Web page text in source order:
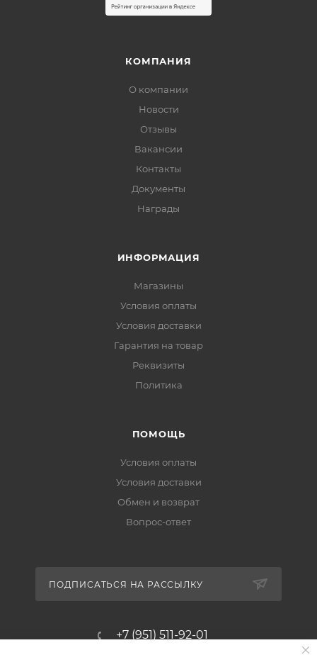
КОМПАНИЯ
О компании
Новости
Отзывы
Вакансии
Контакты
Документы
Награды
ИНФОРМАЦИЯ
Магазины
Условия оплаты
Условия доставки
Гарантия на товар
Реквизиты
Политика
ПОМОЩЬ
Условия оплаты
Условия доставки
Обмен и возврат
Вопрос-ответ
ПОДПИСАТЬСЯ НА РАССЫЛКУ
+7 (951) 511-92-01